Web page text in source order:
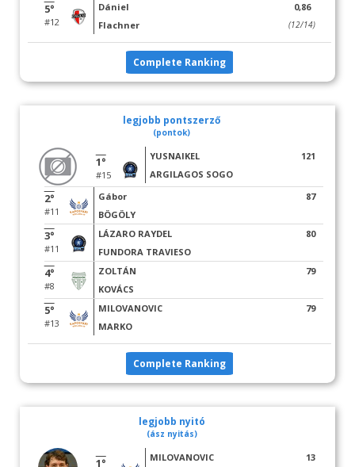
5°
#12
Dániel
Flachner
0,86
(12/14)
Complete Ranking
legjobb pontszerző
(pontok)
1°
#15
YUSNAIKEL
ARGILAGOS SOGO
121
2°
#11
Gábor
BÖGÖLY
87
3°
#11
LÁZARO RAYDEL
FUNDORA TRAVIESO
80
4°
#8
ZOLTÁN
KOVÁCS
79
5°
#13
MILOVANOVIC
MARKO
79
Complete Ranking
legjobb nyitó
(ász nyitás)
1° MILOVANOVIC 13